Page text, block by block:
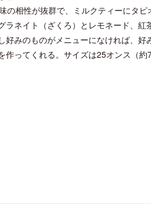
の相性が抜群で、ミルクティーにタピ
ネイト（ざくろ）とレモネード、紅
みのものがメニューになければ、好
ってくれる。サイズは25オンス（
ズニーゆかりの